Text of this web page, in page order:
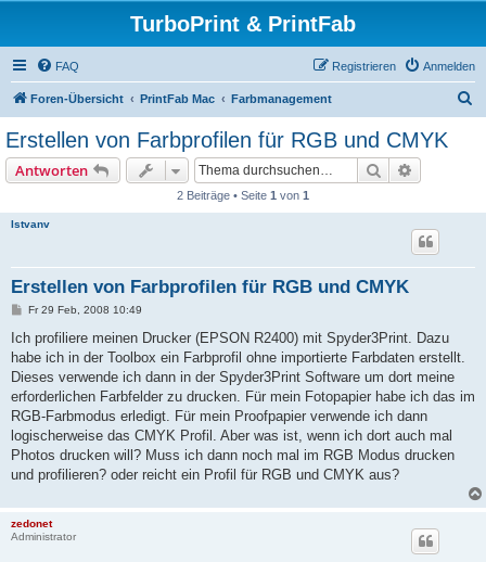
TurboPrint & PrintFab
FAQ Anmelden
Registrieren
Foren-Übersicht PrintFab Mac Farbmanagement
Erstellen von Farbprofilen für RGB und CMYK
Antworten Suche
2 Beiträge • Seite 1 von 1
Istvanv
Erstellen von Farbprofilen für RGB und CMYK
B
i
r
a
Fr 29 Feb, 2008 10:49
Ich profiliere meinen Drucker (EPSON R2400) mit Spyder3Print. Dazu
habe ich in der Toolbox ein Farbprofil ohne importierte Farbdaten erstellt.
Dieses verwende ich dann in der Spyder3Print Software um dort meine
erforderlichen Farbfelder zu drucken. Für mein Fotopapier habe ich das im
RGB-Farbmodus erledigt. Für mein Proofpapier verwende ich dann
logischerweise das CMYK Profil. Aber was ist, wenn ich dort auch mal
Photos drucken will? Muss ich dann noch mal im RGB Modus drucken
und profilieren? oder reicht ein Profil für RGB und CMYK aus?
zedonet
Administrator